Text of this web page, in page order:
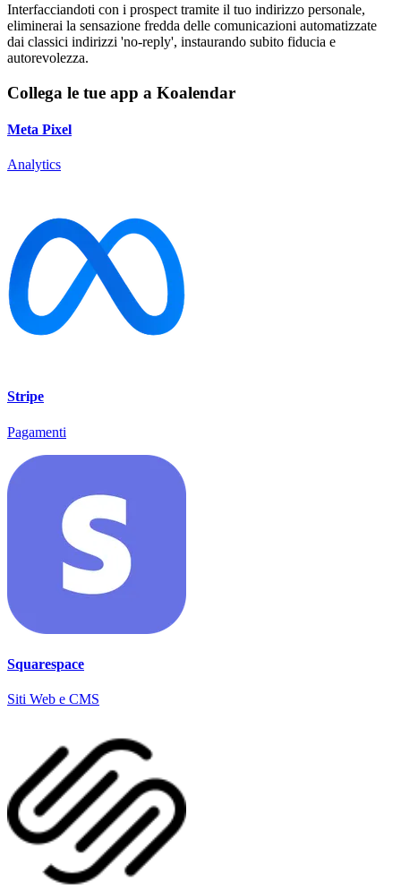
Interfacciandoti con i prospect tramite il tuo indirizzo personale,
eliminerai la sensazione fredda delle comunicazioni automatizzate
dai classici indirizzi 'no-reply', instaurando subito fiducia e
autorevolezza.
Collega le tue app a Koalendar
Meta Pixel
Analytics
Stripe
Pagamenti
Squarespace
Siti Web e CMS